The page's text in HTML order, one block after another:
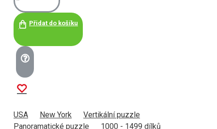
Přidat do košíku
USA New York
Vertikální puzzle
Panoramatické puzzle
1000 - 1499 dílků